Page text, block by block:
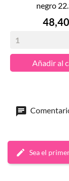
negro
Precio
Añadir al
Sea el